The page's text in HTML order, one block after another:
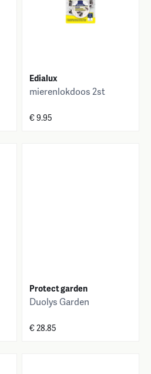
Edialux
mierenlokdoos 2st
€ 9.95
Protect garden
Duolys Garden
€ 28.85